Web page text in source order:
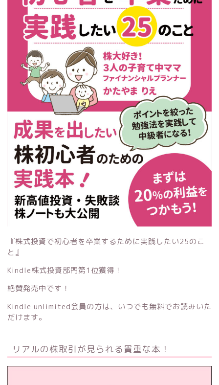
『株式投資で初心者を卒業するために実践したい25のこ
と』
Kindle株式投資部門第1位獲得！
絶賛発売中です！
Kindle unlimited会員の方は、いつでも無料でお読みいた
だけます。
リアルの株取引が見られる貴重な本！